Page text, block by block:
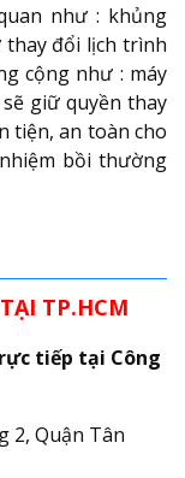
như : khủng
thay đổi lịch trình
cộng như : máy
giữ quyền thay
tiện, an toàn cho
bồi thường
TP.HCM
tiếp tại Công
2, Quận Tân